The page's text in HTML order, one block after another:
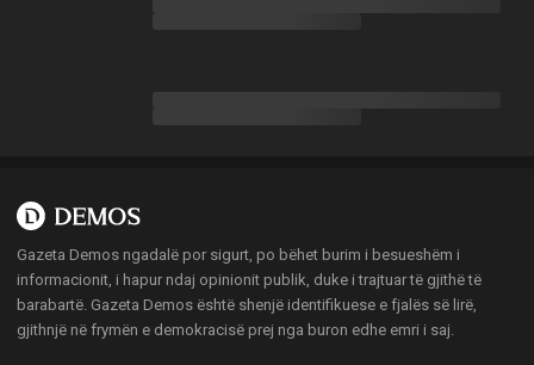
Gazeta Demos ngadalë por sigurt, po bëhet burim i besueshëm i
informacionit, i hapur ndaj opinionit publik, duke i trajtuar të gjithë të
barabartë. Gazeta Demos është shenjë identifikuese e fjalës së lirë,
gjithnjë në frymën e demokracisë prej nga buron edhe emri i saj.